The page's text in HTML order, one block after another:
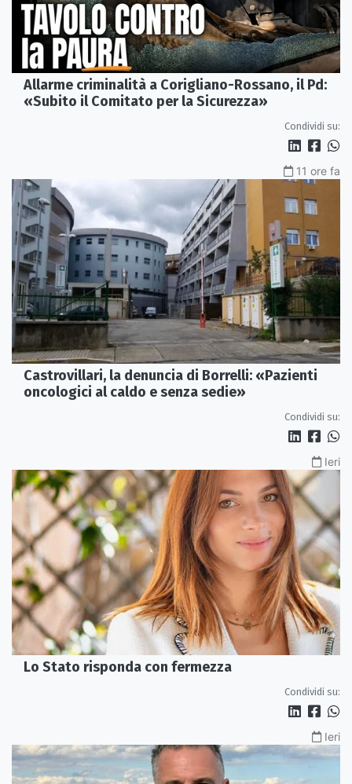
Allarme criminalità a Corigliano-Rossano, il Pd:
«Subito il Comitato per la Sicurezza»
Condividi su:
11 ore fa
Castrovillari, la denuncia di Borrelli: «Pazienti
oncologici al caldo e senza sedie»
Condividi su:
Ieri
Lo Stato risponda con fermezza
Condividi su:
Ieri